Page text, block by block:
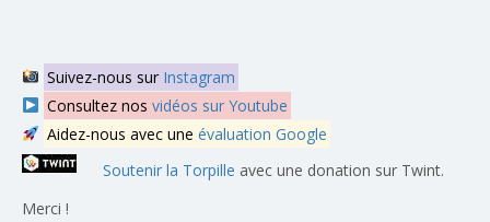
Suivez-nous sur Instagram
Consultez nos vidéos sur Youtube
Aidez-nous avec une évaluation Google
Soutenir la Torpille avec une donation sur Twint.
Merci !